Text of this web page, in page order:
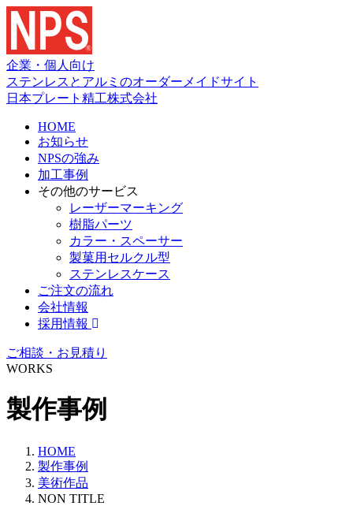
企業・個人向け
ステンレスとアルミのオーダーメイドサイト
日本プレート精工株式会社
HOME
お知らせ
NPSの強み
加工事例
その他のサービス
レーザーマーキング
樹脂パーツ
カラー・スペーサー
製菓用セルクル型
ステンレスケース
ご注文の流れ
会社情報
採用情報
ご相談・お見積り
WORKS
製作事例
HOME
製作事例
美術作品
NON TITLE